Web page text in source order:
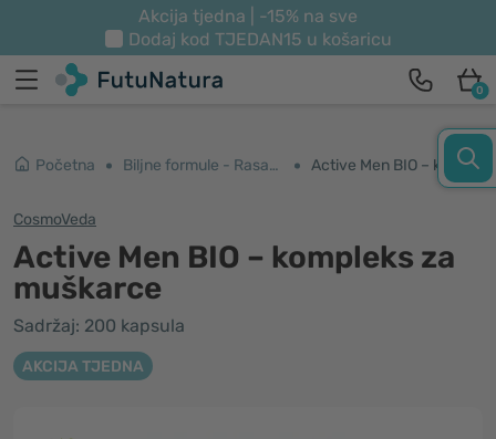
Akcija tjedna | -15% na sve
Dodaj kod TJEDAN15 u košaricu
0
Početna Biljne formule - Rasayana Active Men BIO – kompleks za muškarce
CosmoVeda
Active Men BIO – kompleks za
muškarce
Sadržaj: 200 kapsula
AKCIJA TJEDNA